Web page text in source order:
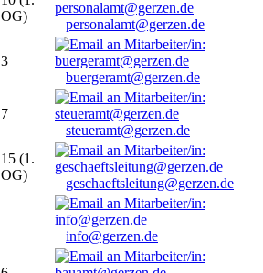
OG)
personalamt@gerzen.de
3
buergeramt@gerzen.de
7
steueramt@gerzen.de
15 (1.
OG)
geschaeftsleitung@gerzen.de
info@gerzen.de